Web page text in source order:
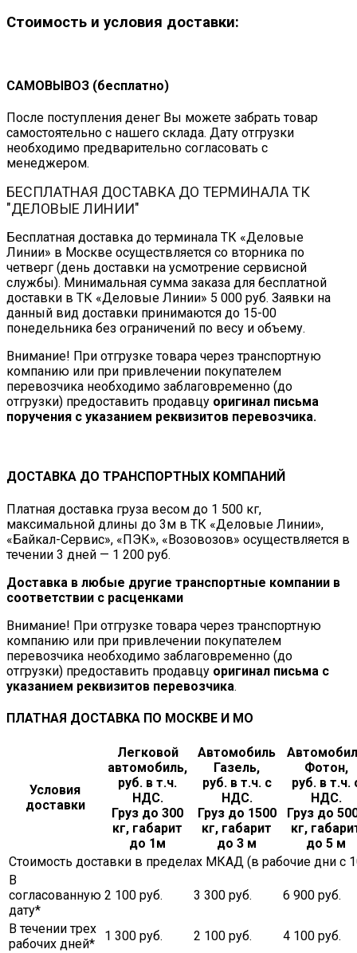
Стоимость и условия доставки:
САМОВЫВОЗ (бесплатно)
После поступления денег Вы можете забрать товар
самостоятельно с нашего склада. Дату отгрузки
необходимо предварительно согласовать с
менеджером.
БЕСПЛАТНАЯ ДОСТАВКА ДО ТЕРМИНАЛА ТК
"ДЕЛОВЫЕ ЛИНИИ"
Бесплатная доставка до терминала ТК «Деловые
Линии» в Москве осуществляется со вторника по
четверг (день доставки на усмотрение сервисной
службы). Минимальная сумма заказа для бесплатной
доставки в ТК «Деловые Линии» 5 000 руб. Заявки на
данный вид доставки принимаются до 15-00
понедельника без ограничений по весу и объему.
Внимание! При отгрузке товара через транспортную
компанию или при привлечении покупателем
перевозчика необходимо заблаговременно (до
отгрузки) предоставить продавцу оригинал письма
поручения с указанием реквизитов перевозчика.
ДОСТАВКА ДО ТРАНСПОРТНЫХ КОМПАНИЙ
Платная доставка груза весом до 1 500 кг,
максимальной длины до 3м в ТК «Деловые Линии»,
«Байкал-Сервис», «ПЭК», «Возовозов» осуществляется в
течении 3 дней — 1 200 руб.
Доставка в любые другие транспортные компании в
соответствии с расценками
Внимание! При отгрузке товара через транспортную
компанию или при привлечении покупателем
перевозчика необходимо заблаговременно (до
отгрузки) предоставить продавцу оригинал письма с
указанием реквизитов перевозчика.
ПЛАТНАЯ ДОСТАВКА ПО МОСКВЕ И МО
Условия
доставки
Легковой
автомобиль,
руб. в т.ч.
НДС.
Груз до 300
кг, габарит
до 1м
Автомобиль
Газель,
руб. в т.ч. с
НДС.
Груз до 1500
кг, габарит
до 3 м
Фотон,
руб. в т.ч.
НДС.
Груз до
кг,
до 5 м
Стоимость доставки в пределах МКАД (в рабочие дни с
В
согласованную
дату*
2 100 руб. 3 300 руб. 6 900 руб.
В течении трех
рабочих дней*
1 300 руб. 2 100 руб.
4 100 руб.